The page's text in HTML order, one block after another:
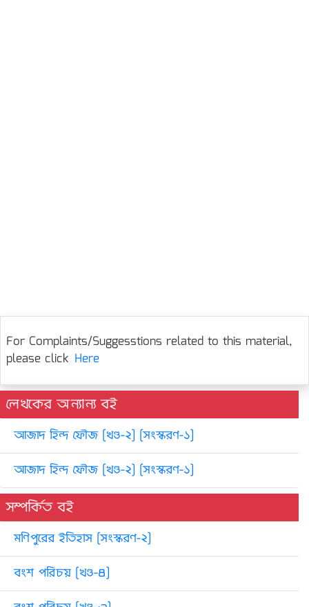
For Complaints/Suggesstions related to this material,
please click Here
লেখকের অন্যান্য বই
আজাদ হিন্দ ফৌজ [খণ্ড-২] [সংস্করণ-১]
আজাদ হিন্দ ফৌজ [খণ্ড-২] [সংস্করণ-১]
সম্পর্কিত বই
মণিপুরের ইতিহাস [সংস্করণ-২]
বংশ পরিচয় [খণ্ড-৪]